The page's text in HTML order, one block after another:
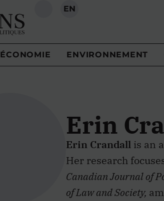
RECHERCHE
EN
ÉCONOMIE ENVIRONNEMENT
Erin
Erin Crandall is an
Her research
Canadian Journal of
of Law and Society,